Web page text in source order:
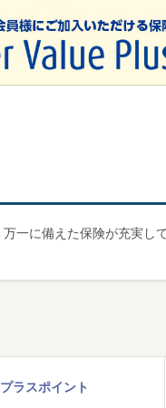
一に備えた保険が充実して
プラスポイント